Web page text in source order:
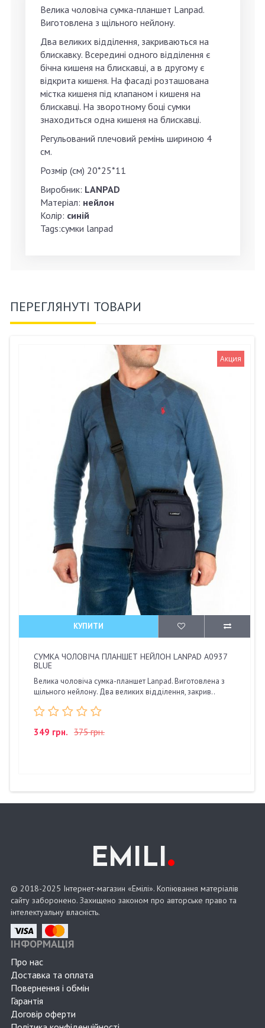
Велика чоловіча сумка-планшет Lanpad.
Виготовлена з щільного нейлону.
Два великих відділення, закриваються на
блискавку. Всередині одного відділення є
бічна кишеня на блискавці, а в другому є
відкрита кишеня. На фасаді розташована
містка кишеня під клапаном і кишеня на
блискавці. На зворотному боці сумки
знаходиться одна кишеня на блискавці.
Регульований плечовий ремінь шириною 4
см.
Розмір (см) 20*25*11
Виробник: LANPAD
Матеріал: нейлон
Колір: синій
Tags:сумки lanpad
ПЕРЕГЛЯНУТІ ТОВАРИ
Акция
КУПИТИ
СУМКА ЧОЛОВІЧА ПЛАНШЕТ НЕЙЛОН LANPAD A0937
BLUE
Велика чоловіча сумка-планшет Lanpad. Виготовлена з
щільного нейлону. Два великих відділення, закрив..
349 грн. 375 грн.
EMILI.
© 2018-2025 Інтернет-магазин «Емілі». Копіювання матеріалів
сайту заборонено. Захищено законом про авторське право та
інтелектуальну власність.
ІНФОРМАЦІЯ
Про нас
Доставка та оплата
Повернення і обмін
Гарантія
Договір оферти